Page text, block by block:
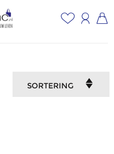
SORTERING